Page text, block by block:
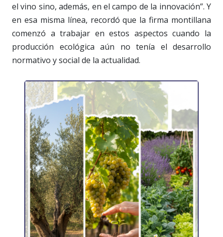
el vino sino, además, en el campo de la innovación”. Y
en esa misma línea, recordó que la firma montillana
comenzó a trabajar en estos aspectos cuando la
producción ecológica aún no tenía el desarrollo
normativo y social de la actualidad.